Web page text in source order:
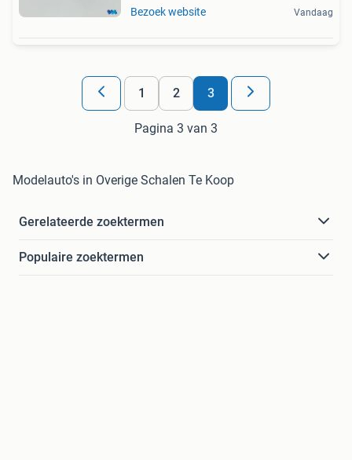
Bezoek website Vandaag
1 2 3
Pagina 3 van 3
Modelauto's in Overige Schalen Te Koop
Gerelateerde zoektermen
Populaire zoektermen